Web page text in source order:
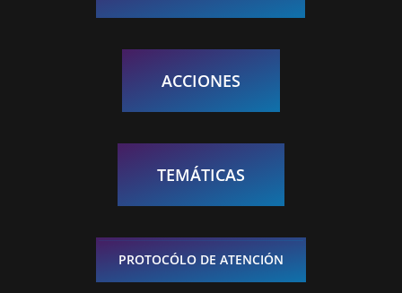
ACCIONES
TEMÁTICAS
PROTOCÓLO DE ATENCIÓN